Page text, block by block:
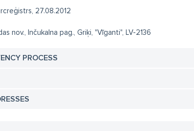
27.08.2012
nov., Inčukalna pag., Griķi, "Vīganti", LV-2136
PROCESS